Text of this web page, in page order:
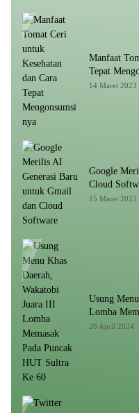
Manfaat
Tepat
14 Maret 2023
Google
Cloud
15 Maret 2023
Usung
Lomba
28 April 2024